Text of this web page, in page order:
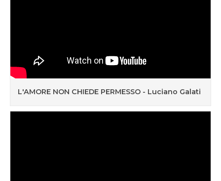
L'AMORE NON CHIEDE PERMESSO - Luciano Galati